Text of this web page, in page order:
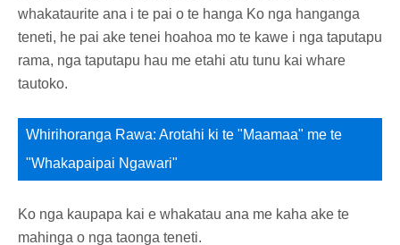
whakataurite ana i te pai o te hanga Ko nga hanganga
teneti, he pai ake tenei hoahoa mo te kawe i nga taputapu
rama, nga taputapu hau me etahi atu tunu kai whare
tautoko.
Whirihoranga Rawa: Arotahi ki te "Maamaa" me te
"Whakapaipai Ngawari"
Ko nga kaupapa kai e whakatau ana me kaha ake te
mahinga o nga taonga teneti.